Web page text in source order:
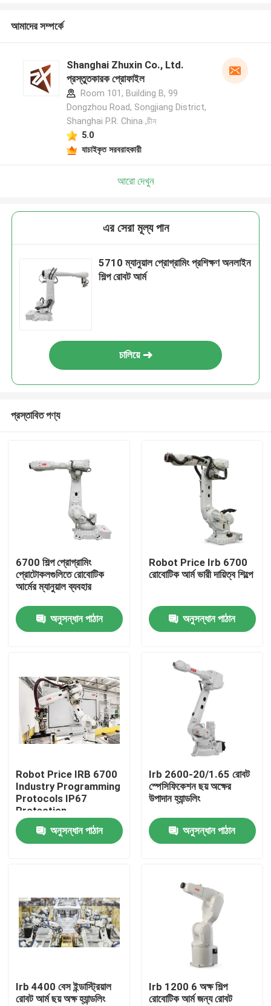
পণ্য
ভিডিও
ভিআর শো
আমাদের সম্পর্কে
কারখানা পরিদর্শন
আমাদের সাথে যোগাযোগ
মামলা
আমাদের সম্পর্কে
Shanghai Zhuxin Co., Ltd.
প্রস্তুতকারক প্রোফাইল
Room 101, Building B, 99
Dongzhou Road, Songjiang District,
Shanghai P.R. China ,চীন
5.0
যাচাইকৃত সরবরাহকারী
আরো দেখুন
এর সেরা মূল্য পান
5710 ম্যানুয়াল প্রোগ্রামিং প্রশিক্ষণ অনলাইন
শিল্প রোবট আর্ম
চালিয়ে
প্রস্তাবিত পণ্য
6700 শিল্প প্রোগ্রামিং
প্রোটোকলগুলিতে রোবোটিক
আর্মের ম্যানুয়াল ব্যবহার
অনুসন্ধান পাঠান
Robot Price Irb 6700
রোবোটিক আর্ম ভারী দায়িত্ব শিল্পে
অনুসন্ধান পাঠান
Robot Price IRB 6700
Industry Programming
Protocols IP67
Protection
অনুসন্ধান পাঠান
Irb 2600-20/1.65 রোবট
স্পেসিফিকেশন ছয় অক্ষের
উপাদান হ্যান্ডলিং
অনুসন্ধান পাঠান
Irb 4400 বেস ইন্ডাস্ট্রিয়াল
রোবট আর্ম ছয় অক্ষ হ্যান্ডলিং
Irb 1200 6 অক্ষ শিল্প
রোবোটিক আর্ম জন্য রোবট